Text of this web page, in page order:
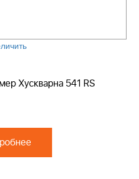
Хускварна 541 RS